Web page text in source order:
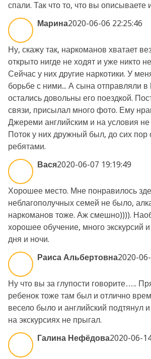
спали. Так что то, что вы описываете
Марина2020-06-06 22:25:46
Ну, скажу так, наркоманов хватает
открыто нигде не ходят и уже никто
Сейчас у них другие наркотики. У
борьбе с ними... А сына отправляли
остались довольны его поездкой.
связи, присылал много фото. Ему
Джереми английским и на условия
Поток у них дружный был, до сих
ребятами.
Вася2020-06-07 19:19:49
Хорошее место. Мне понравилось
неблагополучных семей не было,
наркоманов тоже. Аж смешно)))).
хорошее обучение, много экскурсий
дня и ночи.
Раиса Альбертовна2020-
Ну что вы за глупости говорите…..
ребенок тоже там был и отлично
весело было и английский подтянул
на экскурсиях не прыгал.
Галина Нефёдова2020-06-